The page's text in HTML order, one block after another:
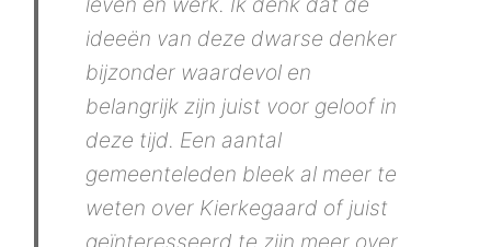
ideeën van deze dwarse denker
bijzonder waardevol en
belangrijk zijn juist voor geloof in
deze tijd. Een aantal
gemeenteleden bleek al meer te
weten over Kierkegaard of juist
geïnteresseerd te zijn meer over